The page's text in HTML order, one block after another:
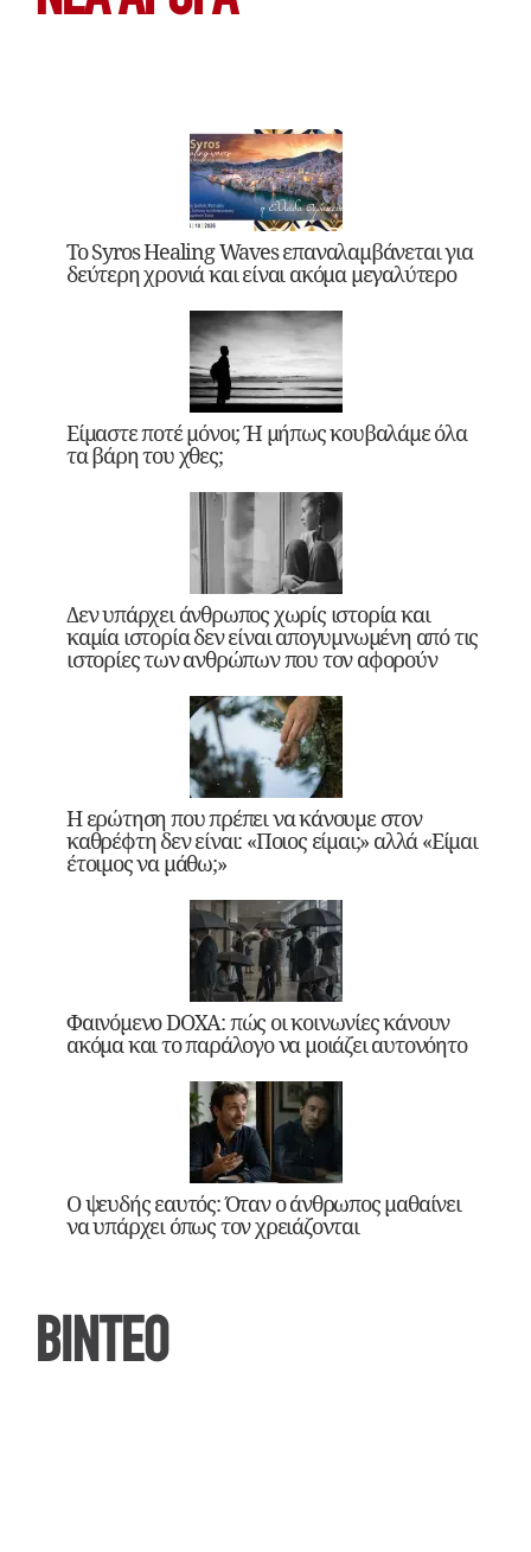
Το Syros Healing Waves επαναλαμβάνεται για
δεύτερη χρονιά και είναι ακόμα μεγαλύτερο
Είμαστε ποτέ μόνοι; Ή μήπως κουβαλάμε όλα
τα βάρη του χθες;
Δεν υπάρχει άνθρωπος χωρίς ιστορία και
καμία ιστορία δεν είναι απογυμνωμένη από τις
ιστορίες των ανθρώπων που τον αφορούν
Η ερώτηση που πρέπει να κάνουμε στον
καθρέφτη δεν είναι: «Ποιος είμαι;» αλλά «Είμαι
έτοιμος να μάθω;»
Φαινόμενο DOXA: πώς οι κοινωνίες κάνουν
ακόμα και το παράλογο να μοιάζει αυτονόητο
Ο ψευδής εαυτός: Όταν ο άνθρωπος μαθαίνει
να υπάρχει όπως τον χρειάζονται
ΒΙΝΤΕΟ